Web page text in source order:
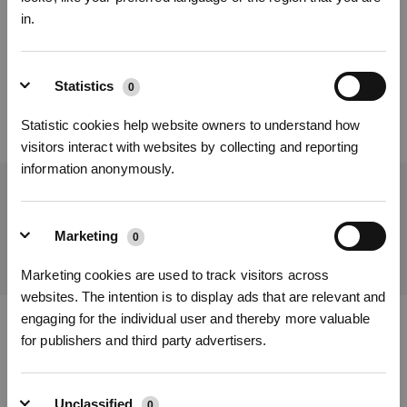
in.
Statistics 0
Statistic cookies help website owners to understand how
visitors interact with websites by collecting and reporting
information anonymously.
Marketing 0
Marketing cookies are used to track visitors across
websites. The intention is to display ads that are relevant and
engaging for the individual user and thereby more valuable
for publishers and third party advertisers.
Unclassified
Obtenez les dernières nouvelles d'ECOVACS
SOUMETTRE
Télécharger l'application ECOVACS
* Les nouveaux inscrits peuvent utiliser 3000 points pour obtenir une réduction de 30
€ sur leur première commande lorsque le paiement dépasse 1000 €.